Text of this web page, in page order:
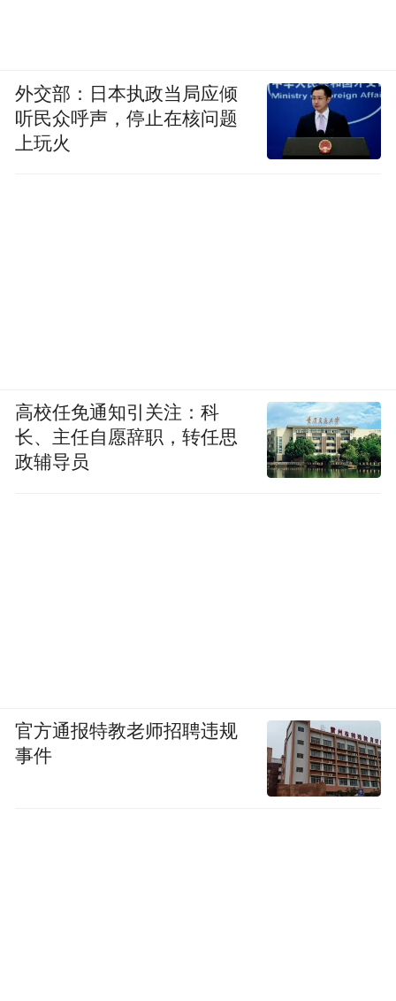
外交部：日本执政当局应倾
听民众呼声，停止在核问题
上玩火
高校任免通知引关注：科
长、主任自愿辞职，转任思
政辅导员
官方通报特教老师招聘违规
事件